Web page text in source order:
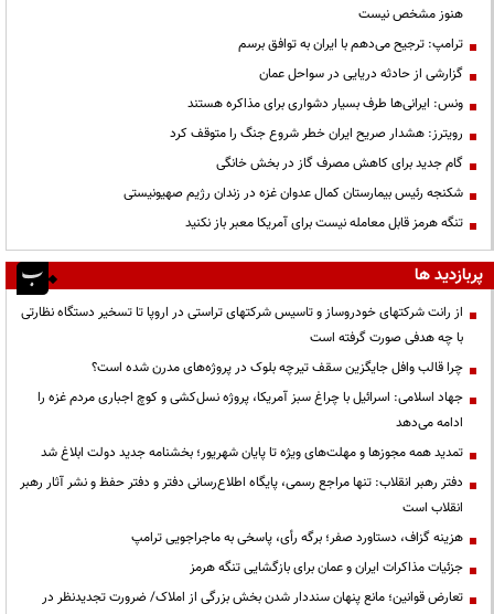
هنوز مشخص نیست
ترامپ: ترجیح می‌دهم با ایران به توافق برسم
گزارشی از حادثه دریایی در سواحل عمان
ونس: ایرانی‌ها طرف بسیار دشواری برای مذاکره هستند
رویترز: هشدار صریح ایران خطر شروع جنگ را متوقف کرد
گام جدید برای کاهش مصرف گاز در بخش خانگی
شکنجه رئیس بیمارستان کمال عدوان غزه در زندان رژیم صهیونیستی
تنگه هرمز قابل معامله نیست برای آمریکا معبر باز نکنید
پربازدید ها
از رانت‌ شرکتهای خودروساز و تاسیس شرکتهای تراستی در اروپا تا تسخیر دستگاه نظارتی
با چه هدفی صورت گرفته است
چرا قالب وافل جایگزین سقف تیرچه بلوک در پروژه‌های مدرن شده است؟
جهاد اسلامی: اسرائیل با چراغ سبز آمریکا، پروژه نسل‌کشی و کوچ اجباری مردم غزه را
ادامه می‌دهد
تمدید همه مجوزها و مهلت‌های ویژه تا پایان شهریور؛ بخشنامه جدید دولت ابلاغ شد
دفتر رهبر انقلاب: تنها مراجع رسمی، پایگاه اطلاع‌رسانی دفتر و دفتر حفظ و نشر آثار رهبر
انقلاب است
هزینه گزاف، دستاورد صفر؛ برگه رأی، پاسخی به ماجراجویی ترامپ
جزئیات مذاکرات ایران و عمان برای بازگشایی تنگه هرمز
تعارض قوانین؛ مانع پنهان سنددار شدن بخش بزرگی از املاک/ ضرورت تجدیدنظر در